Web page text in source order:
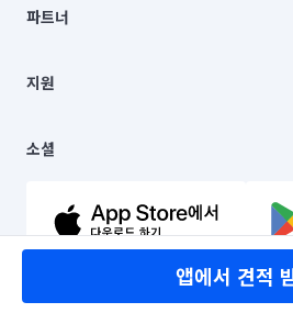
앱에서 견적
주소 | 본사: 서울특별시 종로구 율곡로 6(중
컨택센터 : 서울특별시 종로구 수송동 율곡
상품, 상품정보, 거래에 관한 의무와 책임은
언론 보도 관련 문의:
© 유한회사 미소. Miso, Inc. All Rights
채용
파트너
이사
지원
이용약관
문의하기
소셜
유튜브